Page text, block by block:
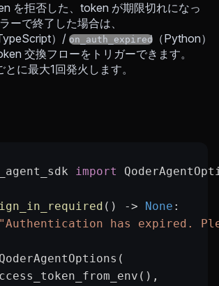
を拒否した、token が期限切れになっ
ーで終了した場合は、
）/ on_auth_expired
（Python）
交換フローをトリガーできます。
に最大1回発火します。
import
() -> None :
"Authentication has expired.